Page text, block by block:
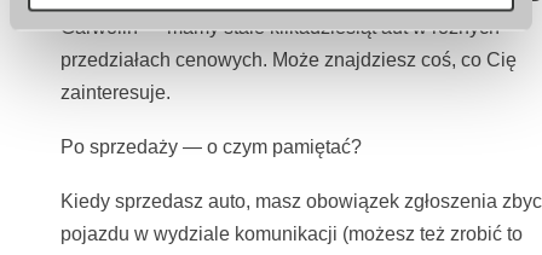
Garwolin — mamy stale kilkadziesiąt aut w różnych
przedziałach cenowych. Może znajdziesz coś, co Cię
zainteresuje.
Po sprzedaży — o czym pamiętać?
Kiedy sprzedasz auto, masz obowiązek zgłoszenia
pojazdu w wydziale komunikacji (możesz też zrobić to